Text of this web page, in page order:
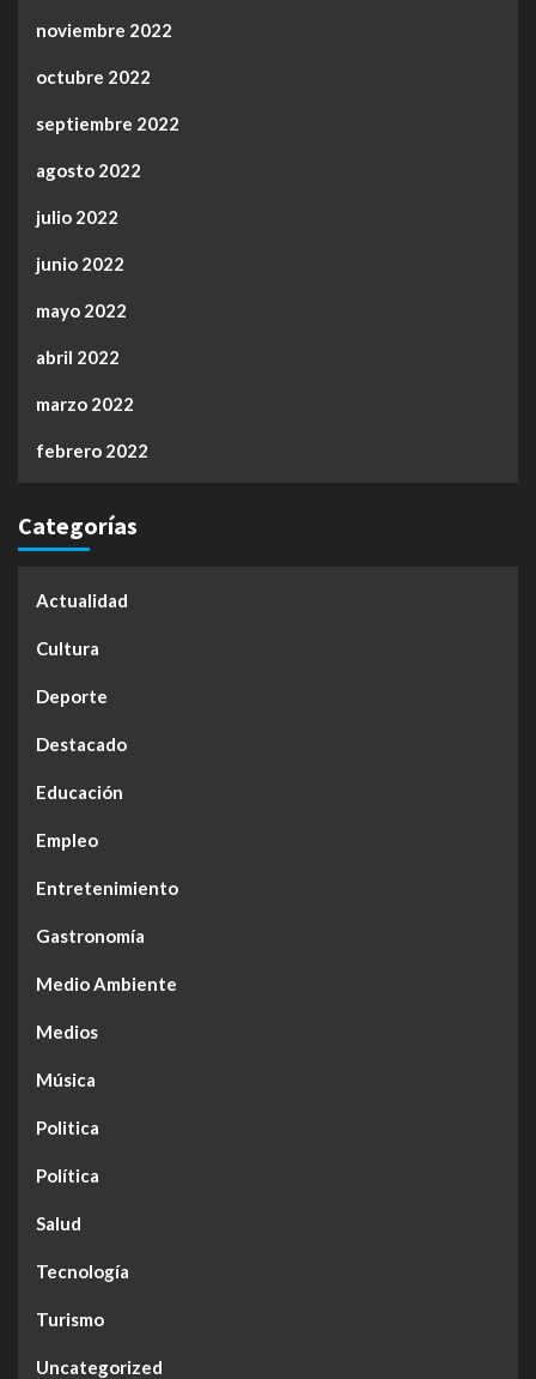
noviembre 2022
octubre 2022
septiembre 2022
agosto 2022
julio 2022
junio 2022
mayo 2022
abril 2022
marzo 2022
febrero 2022
Categorías
Actualidad
Cultura
Deporte
Destacado
Educación
Empleo
Entretenimiento
Gastronomía
Medio Ambiente
Medios
Música
Politica
Política
Salud
Tecnología
Turismo
Uncategorized